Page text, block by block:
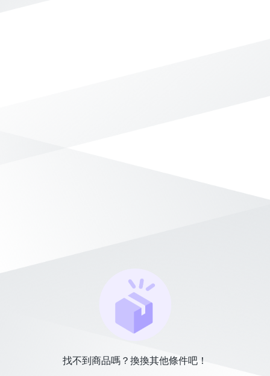
找不到商品嗎？換換其他條件吧！